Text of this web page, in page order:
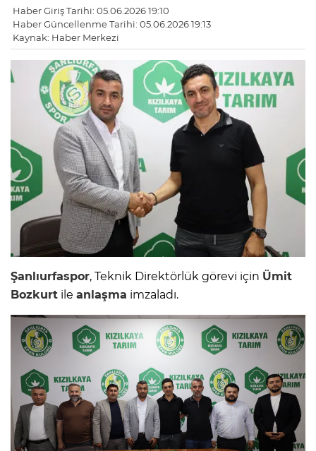
Haber Giriş Tarihi: 05.06.2026 19:10
Haber Güncellenme Tarihi: 05.06.2026 19:13
Kaynak: Haber Merkezi
Şanlıurfaspor, Teknik Direktörlük görevi için Ümit
Bozkurt ile anlaşma imzaladı.